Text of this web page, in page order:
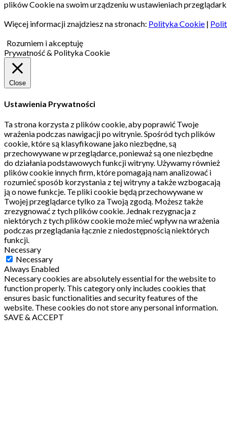
plików Cookie na swoim urządzeniu w ustawieniach
Więcej informacji znajdziesz na stronach: Polityka Cookie |
Rozumiem i akceptuję
Prywatność & Polityka Cookie
Close
Ustawienia Prywatności
Ta strona korzysta z plików cookie, aby poprawić Twoje
wrażenia podczas nawigacji po witrynie.Spośród tych plików
cookie, które są klasyfikowane jako niezbędne, są
przechowywane w przeglądarce, ponieważ są one niezbędne
do działania podstawowych funkcji witryny. Używamy również
plików cookie innych firm, które pomagają nam analizować i
rozumieć sposób korzystania z tej witryny a także wzbogacają
ją o nowe funkcje. Te pliki cookie będą przechowywane w
Twojej przeglądarce tylko za Twoją zgodą. Możesz także
zrezygnować z tych plików cookie. Jednak rezygnacja z
niektórych z tych plików cookie może mieć wpływ na wrażenia
podczas przeglądania łącznie z niedostępnością niektórych
funkcji.
Necessary
Necessary
Always Enabled
Necessary cookies are absolutely essential for the website to
function properly. This category only includes cookies that
ensures basic functionalities and security features of the
website. These cookies do not store any personal information.
SAVE & ACCEPT